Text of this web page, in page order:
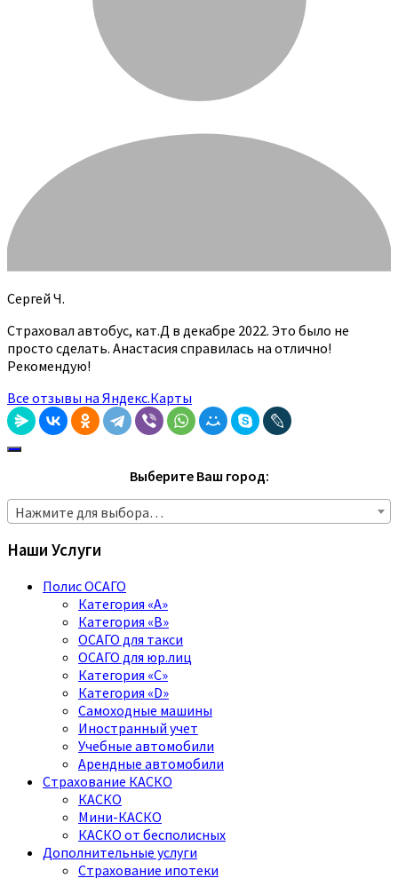
Сергей Ч.
Страховал автобус, кат.Д в декабре 2022. Это было не
просто сделать. Анастасия справилась на отлично!
Рекомендую!
Все отзывы на Яндекс.Карты
Выберите Ваш город:
Нажмите для выбора…
Наши Услуги
Полис ОСАГО
Категория «A»
Категория «B»
ОСАГО для такси
ОСАГО для юр.лиц
Категория «C»
Категория «D»
Самоходные машины
Иностранный учет
Учебные автомобили
Арендные автомобили
Страхование КАСКО
КАСКО
Мини-КАСКО
КАСКО от бесполисных
Дополнительные услуги
Страхование ипотеки